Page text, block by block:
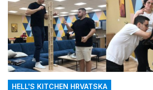
HELL'S KITCHEN HRVATSKA